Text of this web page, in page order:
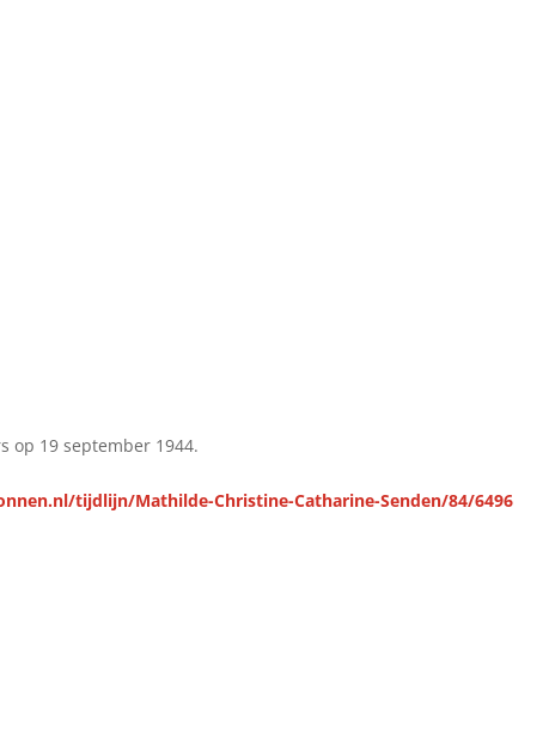
op 19 september 1944.
tijdlijn/Mathilde-Christine-Catharine-Senden/84/6496